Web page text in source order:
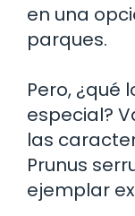
en una
parques.
Pero, ¿qué
especial?
las
Prunus
ejemplar